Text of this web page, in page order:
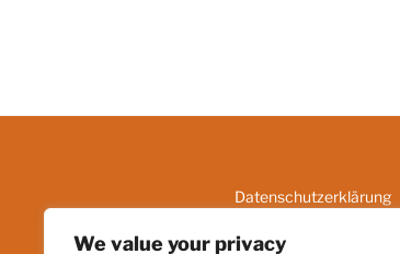
We value your privacy
Datenschutzerklärung
Kontakt